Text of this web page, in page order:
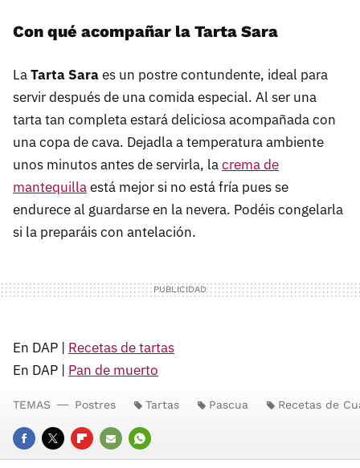
Con qué acompañar la Tarta Sara
LaTarta Saraes un postre contundente, ideal para
servir después de una comida especial. Al ser una
tarta tan completa estará deliciosa acompañada con
una copa de cava. Dejadla a temperatura ambiente
unos minutos antes de servirla, lacrema de
mantequillaestá mejor si no está fría pues se
endurece al guardarse en la nevera. Podéis congelarla
si la preparáis con antelación.
En DAP | Recetas de tartas
En DAP | Pan de muerto
FACEBOOK
TWITTERFLIPBOARD
E- WHATSAPP
TEMAS Postres Tartas Pascua Recetas de